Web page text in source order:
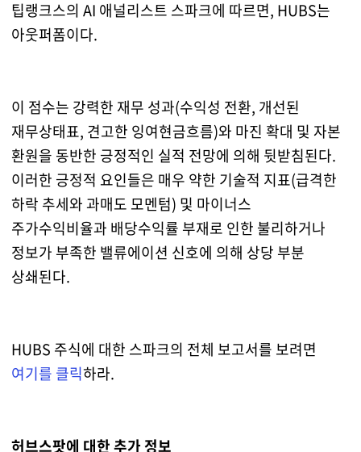
팁랭크스의 AI 애널리스트 스파크에 따르면, HUBS는
아웃퍼폼이다.
이 점수는 강력한 재무 성과(수익성 전환, 개선된
재무상태표, 견고한 잉여현금흐름)와 마진 확대 및 자본
환원을 동반한 긍정적인 실적 전망에 의해 뒷받침된다.
이러한 긍정적 요인들은 매우 약한 기술적 지표(급격한
하락 추세와 과매도 모멘텀) 및 마이너스
주가수익비율과 배당수익률 부재로 인한 불리하거나
정보가 부족한 밸류에이션 신호에 의해 상당 부분
상쇄된다.
HUBS 주식에 대한 스파크의 전체 보고서를 보려면
여기를 클릭하라.
허브스팟에 대한 추가 정보